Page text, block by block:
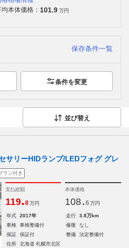
本体価格： 101.9 万円
保存条件一覧
条件を変更
並び替え
サリーHIDランプ/LEDフォグ グレ
ラン付き
支払総額
119.8 万円
本体価格
108. 6 万円
年式 2017年 走行
3.8万km
車検
車検整備付 修復
なし
保証
保証付 整備
法定整備付
住所
北海道 札幌市北区